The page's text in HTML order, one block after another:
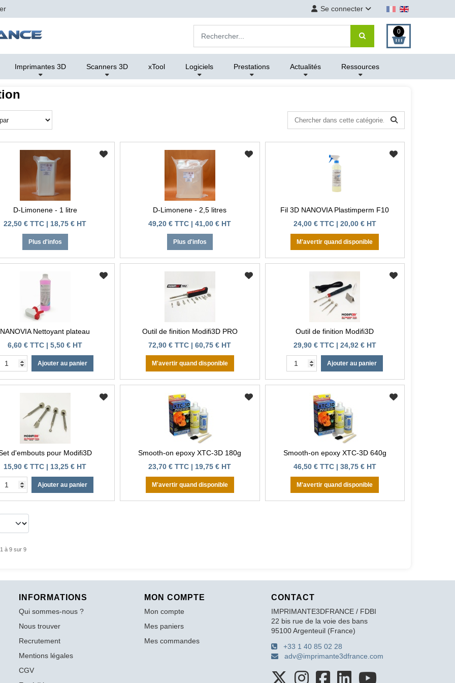
Se connecter
0
Imprimantes 3D Scanners 3D xTool Logiciels Prestations Actualités Ressources
D-Limonene - 1 litre
22,50 € TTC | 18,75 € HT
Plus d'infos
D-Limonene - 2,5 litres
49,20 € TTC | 41,00 € HT
Plus d'infos
Fil 3D NANOVIA Plastimperm F10
24,00 € TTC | 20,00 € HT
M'avertir quand disponible
NANOVIA Nettoyant plateau
6,60 € TTC | 5,50 € HT
Ajouter au panier
Outil de finition Modifi3D PRO
72,90 € TTC | 60,75 € HT
M'avertir quand disponible
Outil de finition Modifi3D
29,90 € TTC | 24,92 € HT
Ajouter au panier
d'embouts pour Modifi3D
15,90 € TTC | 13,25 € HT
Ajouter au panier
Smooth-on epoxy XTC-3D 180g
23,70 € TTC | 19,75 € HT
M'avertir quand disponible
Smooth-on epoxy XTC-3D 640g
46,50 € TTC | 38,75 € HT
M'avertir quand disponible
à 9 sur 9
INFORMATIONS
Qui sommes-nous ?
Nous trouver
Recrutement
Mentions légales
CGV
MON COMPTE
Mon compte
Mes paniers
Mes commandes
CONTACT
IMPRIMANTE3DFRANCE / FDBI
22 bis rue de la voie des bans
95100 Argenteuil (France)
+33 1 40 85 02 28
adv@imprimante3dfrance.com